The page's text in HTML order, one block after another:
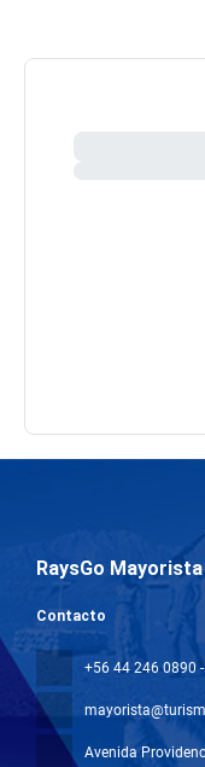
RaysGo Mayorista
Contacto
+56 44 246 0890
Avenida